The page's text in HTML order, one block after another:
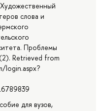
слова и
Проблемы
Retrieved from
login.aspx?
для вузов,